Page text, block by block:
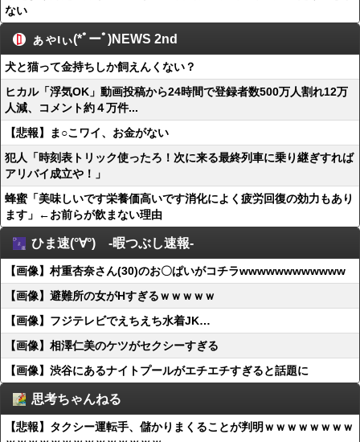
ない
ぁゃιぃ(*ﾟーﾟ)NEWS 2nd
犬と猫って金持ちしか飼えんくない？
ヒカル「浮気OK」動画投稿から24時間で登録者数500万人割れ12万
人減、コメント約４万件...
【悲報】ま○こワイ、お金がない
犯人「時刻表トリック使ったろ！次に来る最終列車に乗り継ぎすれば
アリバイ成立や！」
蜂蜜「美味しいです栄養価高いです消化によく疲労回復の効力もあり
ます」←お前らが飲まない理由
ひま速(°∀°) -暇つぶし速報-
【画像】村重杏奈さん(30)のお〇ぱいがコチラwwwwwwwwwwww
【画像】避難所の女がHすぎるｗｗｗｗｗ
【画像】フジテレビでえちえち水着JK…
【画像】相澤仁美のケツがセクシーすぎる
【画像】渋谷にあるナイトプールがエチエチすぎると話題に
思考ちゃんねる
【悲報】タクシー運転手、儲かりまくることが判明ｗｗｗｗｗｗｗｗ